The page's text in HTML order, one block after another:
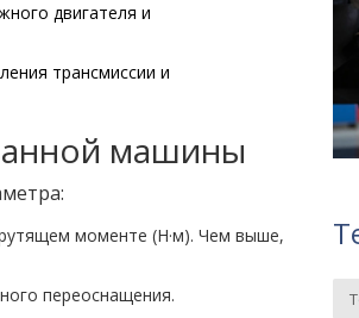
двигателя и
трансмиссии и
машины
моменте (Н·м). Чем выше,
переоснащения.